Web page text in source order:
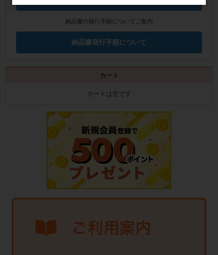
納品書の発行手順についてご案内
納品書発行手順について
カート
カートは空です